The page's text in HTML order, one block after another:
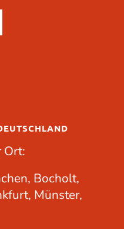
Ort:
Bocholt,
Münster,